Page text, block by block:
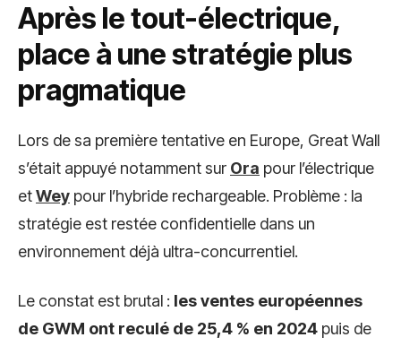
Après le tout-électrique,
place à une stratégie plus
pragmatique
Lors de sa première tentative en Europe, Great Wall
s’était appuyé notamment sur Ora pour l’électrique
etWey pour l’hybride rechargeable. Problème : la
stratégie est restée confidentielle dans un
environnement déjà ultra-concurrentiel.
Le constat est brutal : les ventes européennes
de GWM ont reculé de 25,4 % en 2024 puis de